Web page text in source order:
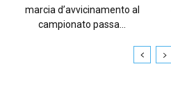
marcia d’avvicinamento al
campionato passa...